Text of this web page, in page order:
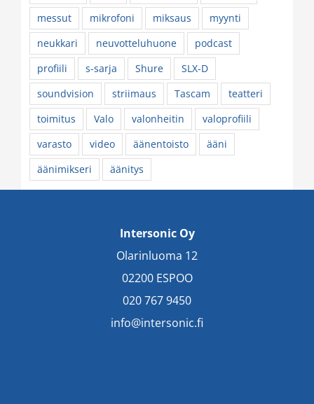
messut
mikrofoni miksaus
myynti
neukkari
neuvotteluhuone
podcast
profiili
s-sarja Shure
SLX-D
soundvision
striimaus Tascam
teatteri
toimitus
Valo valonheitin
valoprofiili
varasto
video äänentoisto
ääni
äänimikseri
äänitys
Intersonic Oy
Olarinluoma 12
02200 ESPOO
020 767 9450
info@intersonic.fi